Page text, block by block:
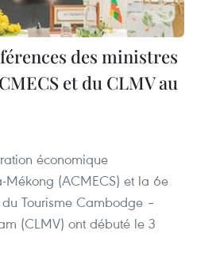
des ministres
et du CLMV au
économique
(ACMECS) et la 6e
Tourisme Cambodge –
(CLMV) ont débuté le 3